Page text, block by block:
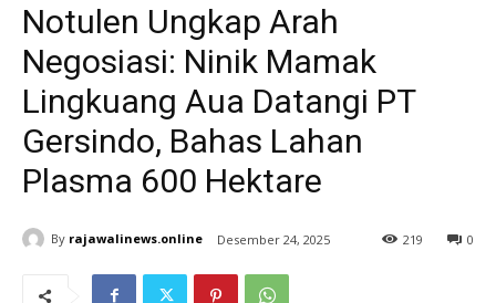
Notulen Ungkap Arah
Negosiasi: Ninik Mamak
Lingkuang Aua Datangi PT
Gersindo, Bahas Lahan
Plasma 600 Hektare
By rajawalinews.online Desember 24, 2025 0
219